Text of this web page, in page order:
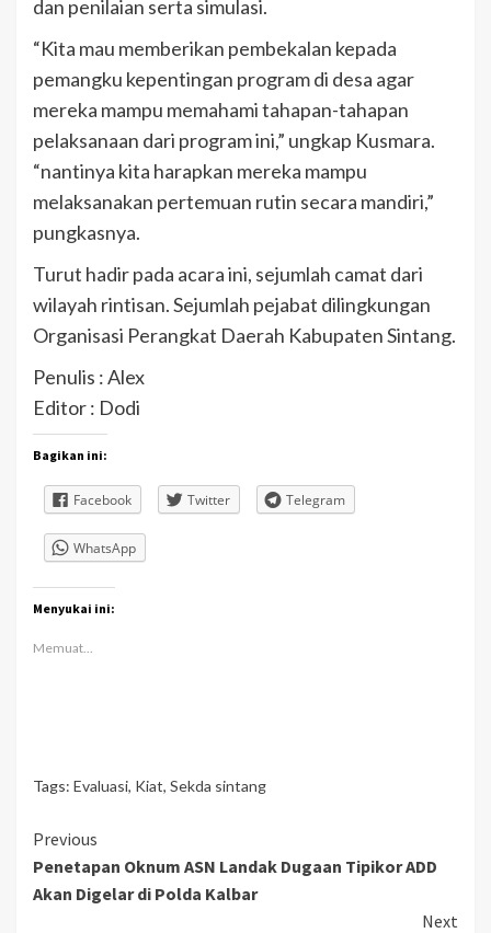
dan penilaian serta simulasi.
“Kita mau memberikan pembekalan kepada
pemangku kepentingan program di desa agar
mereka mampu memahami tahapan-tahapan
pelaksanaan dari program ini,” ungkap Kusmara.
“nantinya kita harapkan mereka mampu
melaksanakan pertemuan rutin secara mandiri,”
pungkasnya.
Turut hadir pada acara ini, sejumlah camat dari
wilayah rintisan. Sejumlah pejabat dilingkungan
Organisasi Perangkat Daerah Kabupaten Sintang.
Penulis : Alex
Editor : Dodi
Bagikan ini:
Facebook Twitter Telegram
WhatsApp
Menyukai ini:
Memuat...
Tags: Evaluasi, Kiat, Sekda sintang
Continue
Reading
Previous
Penetapan Oknum ASN Landak Dugaan Tipikor ADD
Akan Digelar di Polda Kalbar
Next